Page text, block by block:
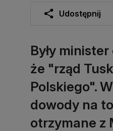
Udostępnij
Były minister
że "rząd
Polskiego".
dowody na
otrzymane z